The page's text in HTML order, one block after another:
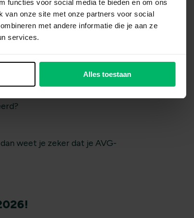
functies voor social media te bieden en om ons
van onze site met onze partners voor social
met andere informatie die je aan ze
services.
Alles toestaan
geweest:
dan weet je zeker dat je AVG-